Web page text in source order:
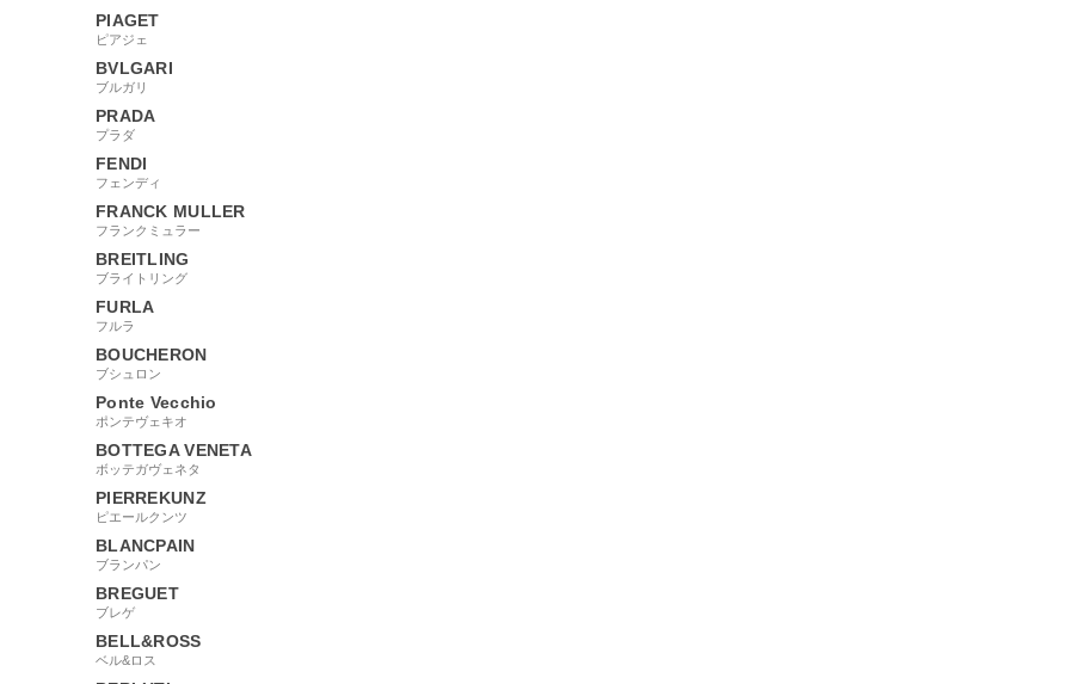
PIAGET
ピアジェ
BVLGARI
ブルガリ
PRADA
プラダ
FENDI
フェンディ
FRANCK MULLER
フランクミュラー
BREITLING
ブライトリング
FURLA
フルラ
BOUCHERON
ブシュロン
Ponte Vecchio
ポンテヴェキオ
BOTTEGA VENETA
ボッテガヴェネタ
PIERREKUNZ
ピエールクンツ
BLANCPAIN
ブランパン
BREGUET
ブレゲ
BELL&ROSS
ベル&ロス